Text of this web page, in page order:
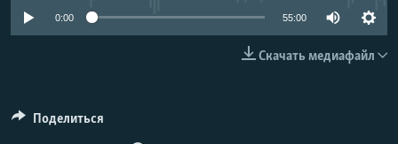
РАСПИСАНИЕ ВЕЩАНИЯ
0:00 55:00
Скачать медиафайл
Поделиться